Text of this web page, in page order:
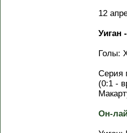
12
Уиган
Голы:
Серия
(0:1 -
Он-